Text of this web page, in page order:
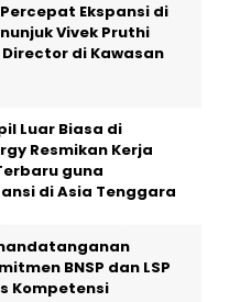
Ekspansi di
Vivek Pruthi
di Kawasan
Luar Biasa di
Resmikan Kerja
guna
di Asia Tenggara
BNSP dan LSP
Kompetensi